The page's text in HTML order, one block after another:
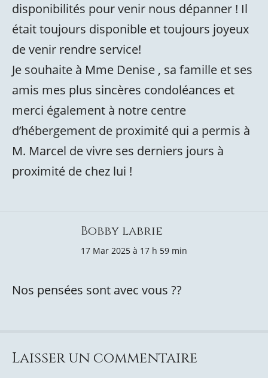
disponibilités pour venir nous dépanner ! Il
était toujours disponible et toujours joyeux
de venir rendre service!
Je souhaite à Mme Denise , sa famille et ses
amis mes plus sincères condoléances et
merci également à notre centre
d’hébergement de proximité qui a permis à
M. Marcel de vivre ses derniers jours à
proximité de chez lui !
Bobby labrie
17 Mar 2025 à 17 h 59 min
Nos pensées sont avec vous ?️?
Laisser un commentaire